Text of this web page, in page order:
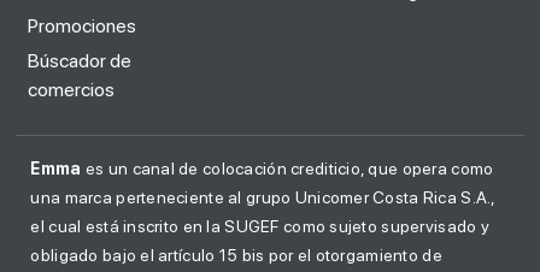
Promociones
Búscador de
comercios
Emma es un canal de colocación crediticio, que opera como
una marca perteneciente al grupo Unicomer Costa Rica S.A.,
el cual está inscrito en la SUGEF como sujeto supervisado y
obligado bajo el artículo 15 bis por el otorgamiento de